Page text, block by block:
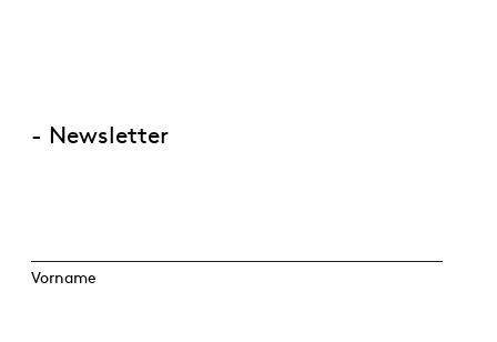
- Newsletter
Vorname